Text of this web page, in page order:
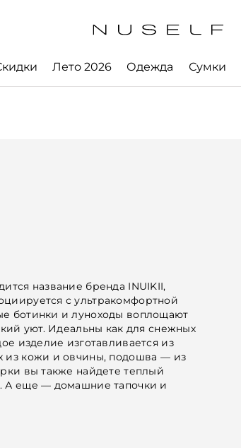
Лето 2026 Одежда Сумки
название бренда INUIKII,
с ультракомфортной
ботинки и луноходы воплощают
уют. Идеальны как для снежных
изделие изготавливается из
из кожи и овчины, подошва –– из
вы также найдете теплый
А еще — домашние тапочки и